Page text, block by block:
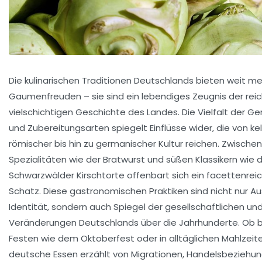
Die kulinarischen Traditionen Deutschlands bieten weit
Gaumenfreuden – sie sind ein lebendiges Zeugnis der
vielschichtigen Geschichte des Landes. Die Vielfalt der
und Zubereitungsarten spiegelt Einflüsse wider, die von
römischer bis hin zu germanischer Kultur reichen.
Spezialitäten wie der Bratwurst und süßen Klassikern wie
Schwarzwälder Kirschtorte offenbart sich ein
Schatz. Diese gastronomischen Praktiken sind nicht nur
Identität, sondern auch Spiegel der gesellschaftlichen
Veränderungen Deutschlands über die Jahrhunderte. Ob
Festen wie dem Oktoberfest oder in alltäglichen
deutsche Essen erzählt von Migrationen,